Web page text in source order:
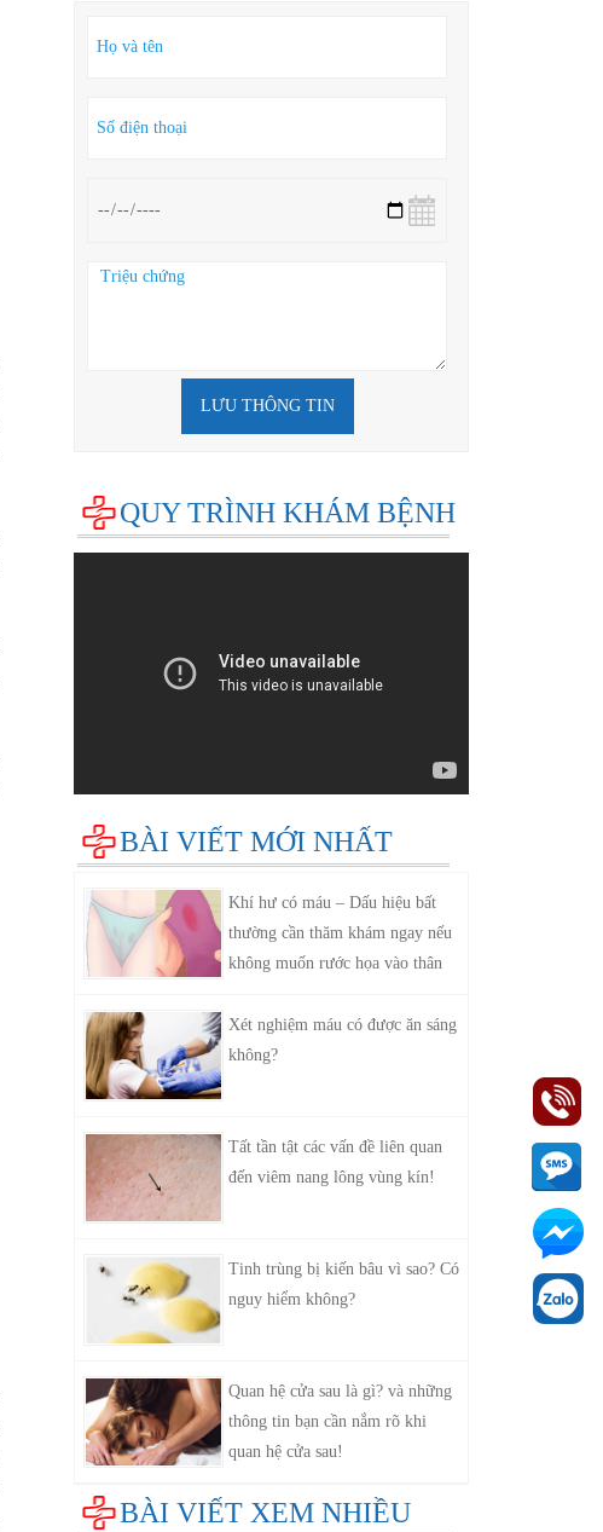
LƯU THÔNG TIN
QUY TRÌNH KHÁM BỆNH
BÀI VIẾT MỚI NHẤT
Khí hư có máu – Dấu hiệu bất
thường cần thăm khám ngay nếu
không muốn rước họa vào thân
Xét nghiệm máu có được ăn sáng
không?
Tất tần tật các vấn đề liên quan
đến viêm nang lông vùng kín!
Tinh trùng bị kiến bâu vì sao? Có
nguy hiểm không?
Quan hệ cửa sau là gì? và những
thông tin bạn cần nắm rõ khi
quan hệ cửa sau!
BÀI VIẾT XEM NHIỀU